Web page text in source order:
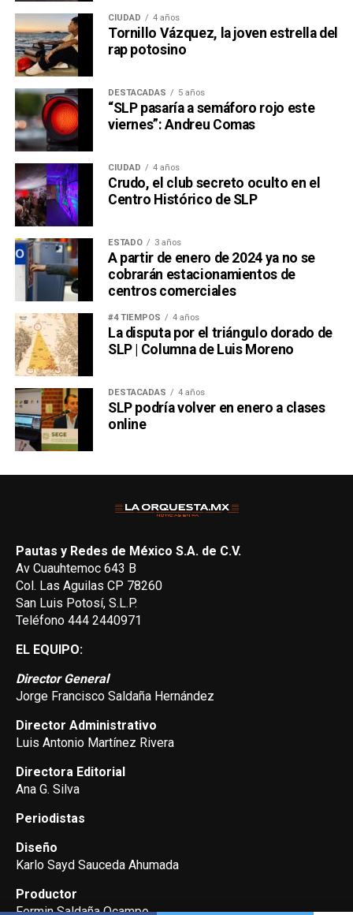
CIUDAD 4 años
Tornillo Vázquez, la joven estrella del
rap potosino
DESTACADAS 5 años
“SLP pasaría a semáforo rojo este
viernes”: Andreu Comas
CIUDAD 4 años
Crudo, el club secreto oculto en el
Centro Histórico de SLP
ESTADO 3 años
A partir de enero de 2024 ya no se
cobrarán estacionamientos de
centros comerciales
#4 TIEMPOS 4 años
La disputa por el triángulo dorado de
SLP | Columna de Luis Moreno
DESTACADAS 4 años
SLP podría volver en enero a clases
online
Pautas y Redes de México S.A. de C.V.
Av Cuauhtemoc 643 B
Col. Las Aguilas CP 78260
San Luis Potosí, S.L.P.
Teléfono 444 2440971
EL EQUIPO:
Director General
Jorge Francisco Saldaña Hernández
Director Administrativo
Luis Antonio Martínez Rivera
Directora Editorial
Ana G. Silva
Periodistas
Diseño
Karlo Sayd Sauceda Ahumada
Productor
Fermin Saldaña Ocampo